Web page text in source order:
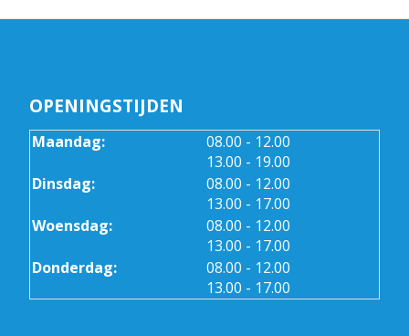
OPENINGSTIJDEN
Maandag: 08.00 tot
- 12.00
13.00 tot
- 19.00
Dinsdag:
08.00 tot
- 12.00
13.00 tot
- 17.00
Woensdag:
08.00 tot
- 12.00
13.00 tot
- 17.00
Donderdag:
08.00 tot
- 12.00
13.00 tot
- 17.00